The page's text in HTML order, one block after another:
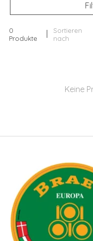
0
Produkte
Sortieren
nach
Keine